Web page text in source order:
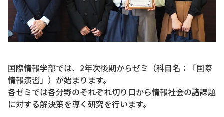
国際情報学部では、2年次後期からゼミ（科目名：「国際
情報演習」）が始まります。
各ゼミでは各分野のそれぞれ切り口から情報社会の諸課題
に対する解決策を導く研究を行います。